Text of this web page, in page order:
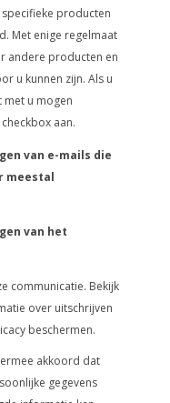
producten
Met enige regelmaat
andere producten en
u kunnen zijn. Als u
u mogen
aan.
van e-mails die
meestal
van het
communicatie. Bekijk
over uitschrijven
beschermen.
akkoord dat
gegevens